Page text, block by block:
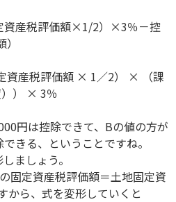
資産税評価額×1/2）×3％－控
資産税評価額 × 1／2） × （課
） × 3％
円は控除できて、Bの値の方が
きる、ということですね。
ましょう。
固定資産税評価額＝土地固定資
から、式を変形していくと